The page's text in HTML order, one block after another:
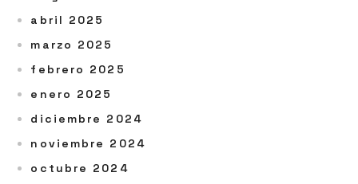
abril 2025
marzo 2025
febrero 2025
enero 2025
diciembre 2024
noviembre 2024
octubre 2024